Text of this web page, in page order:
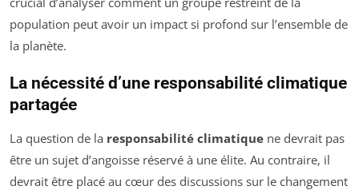
population peut avoir un impact si profond sur l’ensemble de
la planète.
La nécessité d’une responsabilité climatique
partagée
La question de la responsabilité climatique ne devrait pas
être un sujet d’angoisse réservé à une élite. Au contraire, il
devrait être placé au cœur des discussions sur le changement